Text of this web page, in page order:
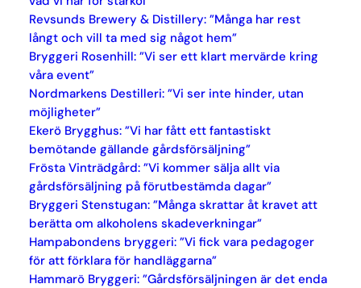
Revsunds Brewery & Distillery: ”Många har rest
långt och vill ta med sig något hem”
Bryggeri Rosenhill: ”Vi ser ett klart mervärde kring
våra event”
Nordmarkens Destilleri: ”Vi ser inte hinder, utan
möjligheter”
Ekerö Brygghus: ”Vi har fått ett fantastiskt
bemötande gällande gårdsförsäljning”
Frösta Vinträdgård: ”Vi kommer sälja allt via
gårdsförsäljning på förutbestämda dagar”
Bryggeri Stenstugan: ”Många skrattar åt kravet att
berätta om alkoholens skadeverkningar”
Hampabondens bryggeri: ”Vi fick vara pedagoger
för att förklara för handläggarna”
Hammarö Bryggeri: ”Gårdsförsäljningen är det enda